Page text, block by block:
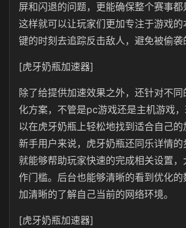
屏和闪退的问题，更能确保整个赛事都
这样就可以让玩家们更加专注于游戏
键的时刻去追踪反击敌人，避免被偷袭
[虎牙奶瓶加速器]
除了给提供加速效果之外，还针对不
化方案，不管是pc游戏还是主机游戏
以在虎牙奶瓶上轻松地找到适合自己
新手用户来说，虎牙奶瓶还同乐详情
就能够帮助玩家快速的完成相关设置
作门槛。后台也能够清晰的看到优化
加清晰的了解自己当前的网络环境。
[虎牙奶瓶加速器]